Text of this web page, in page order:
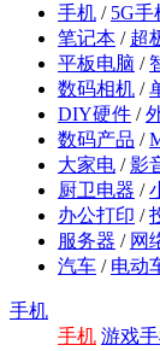
手机 / 5G手
笔记本 / 超
平板电脑 /
数码相机 /
DIY硬件 /
数码产品 /
大家电 /影
厨卫电器 /
办公打印 /
服务器 / 网
汽车 / 电动
手机
手机 游戏